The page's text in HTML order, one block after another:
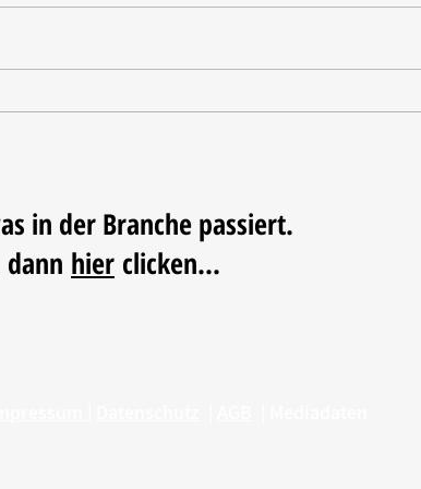
Vom
in der Branche passiert.
hier clicken...